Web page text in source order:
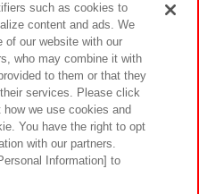
ティ サイトポリシー
クセシビリティ方針と検証結果
such as cookies to
content and ads. We
of our website with our
who may combine it with
to them or that they
services. Please click
we use cookies and
You have the right to opt
with our partners.
Information] to